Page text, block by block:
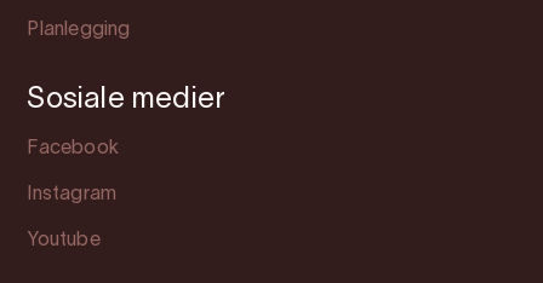
Planlegging
Sosiale medier
Facebook
Instagram
Youtube